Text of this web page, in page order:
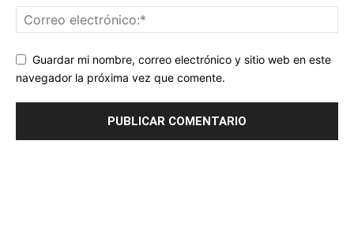
Guardar mi nombre, correo electrónico y sitio web en este
navegador la próxima vez que comente.